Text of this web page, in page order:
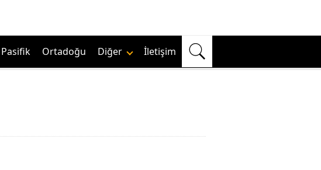
Pasifik Ortadoğu Diğer İletişim